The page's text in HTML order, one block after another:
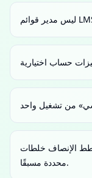
الإنصاف خلطات
محددة مسبقًا.